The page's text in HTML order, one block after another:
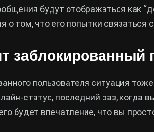
будут отображаться как
о том, что его попытки связаться
заблокированный
пользователя ситуация
статус, последний раз, когда
будет впечатление, что вы